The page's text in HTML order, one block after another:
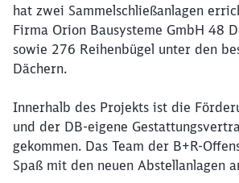
hat zwei Sammelschließanlagen
Firma Orion Bausysteme GmbH 48
sowie 276 Reihenbügel unter den
Dächern.
Innerhalb des Projekts ist die
und der DB-eigene
gekommen. Das Team der B+R-
Spaß mit den neuen Abstellanlagen
Möchten Sie zu